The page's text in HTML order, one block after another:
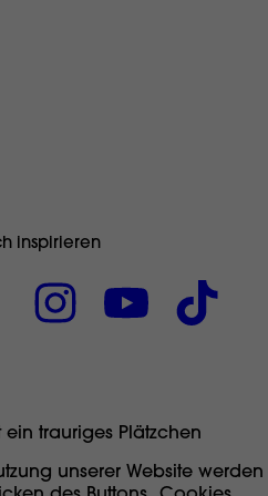
inspirieren
ein trauriges Plätzchen
unserer Website werden